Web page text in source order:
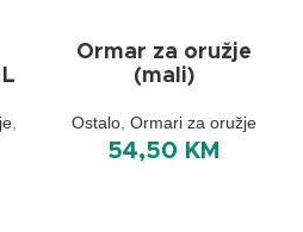
Ormar za oružje
(mali)
Ostalo, Ormari za oružje
54,50 KM